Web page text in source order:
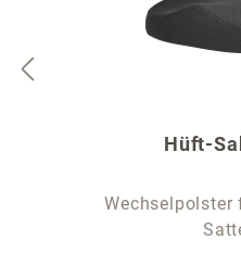
Hüft-